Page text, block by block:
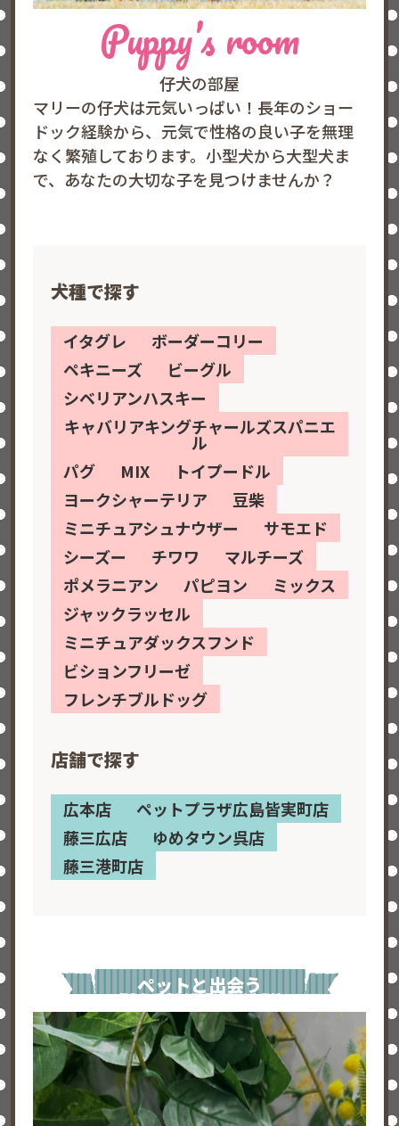
Puppy’s room
仔犬の部屋
マリーの仔犬は元気いっぱい！長年のショー
ドック経験から、元気で性格の良い子を無理
なく繁殖しております。小型犬から大型犬ま
で、あなたの大切な子を見つけませんか？
犬種で探す
イタグレ
ボーダーコリー
ペキニーズ
ビーグル
シベリアンハスキー
キャバリアキングチャールズスパニエ
ル
パグ
MIX
トイプードル
ヨークシャーテリア
豆柴
ミニチュアシュナウザー
サモエド
シーズー
チワワ
マルチーズ
ポメラニアン
パピヨン
ミックス
ジャックラッセル
ミニチュアダックスフンド
ビションフリーゼ
フレンチブルドッグ
店舗で探す
広本店
ペットプラザ広島皆実町店
藤三広店
ゆめタウン呉店
藤三港町店
ペットと出会う